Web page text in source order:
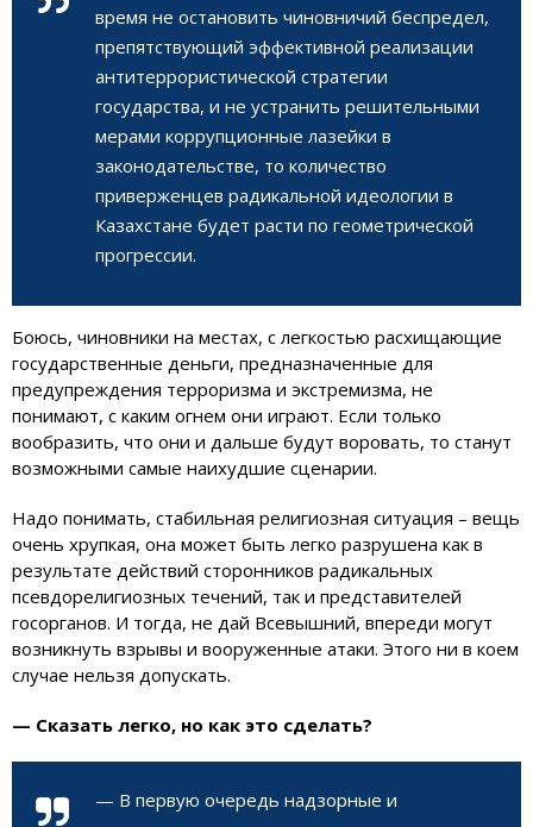
время не остановить чиновничий беспредел,
препятствующий эффективной реализации
антитеррористической стратегии
государства, и не устранить решительными
мерами коррупционные лазейки в
законодательстве, то количество
приверженцев радикальной идеологии в
Казахстане будет расти по геометрической
прогрессии.
Боюсь, чиновники на местах, с легкостью расхищающие
государственные деньги, предназначенные для
предупреждения терроризма и экстремизма, не
понимают, с каким огнем они играют. Если только
вообразить, что они и дальше будут воровать, то станут
возможными самые наихудшие сценарии.
Надо понимать, стабильная религиозная ситуация – вещь
очень хрупкая, она может быть легко разрушена как в
результате действий сторонников радикальных
псевдорелигиозных течений, так и представителей
госорганов. И тогда, не дай Всевышний, впереди могут
возникнуть взрывы и вооруженные атаки. Этого ни в коем
случае нельзя допускать.
— Сказать легко, но как это сделать?
— В первую очередь надзорные и